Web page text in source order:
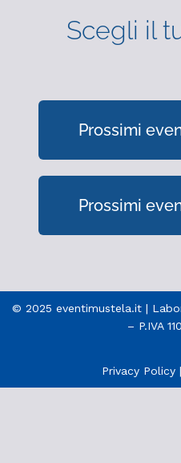
Scegli il
Prossimi
Prossimi
© 2025 eventimustela.it |
– P.IVA
Privacy Policy|